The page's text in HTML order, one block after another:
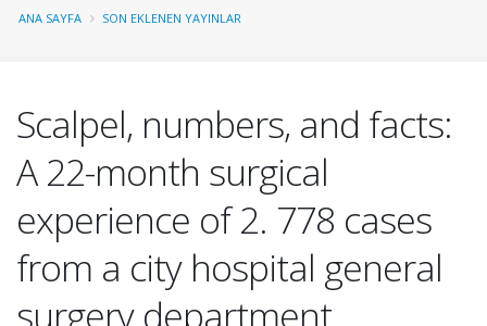
ANA SAYFA SON EKLENEN YAYINLAR
Scalpel, numbers, and facts:
A 22-month surgical
experience of 2. 778 cases
from a city hospital general
surgery department